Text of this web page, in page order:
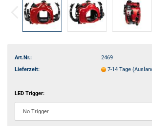
Art.Nr.:
2469
Lieferzeit:
7-14 Tage
LED Trigger: